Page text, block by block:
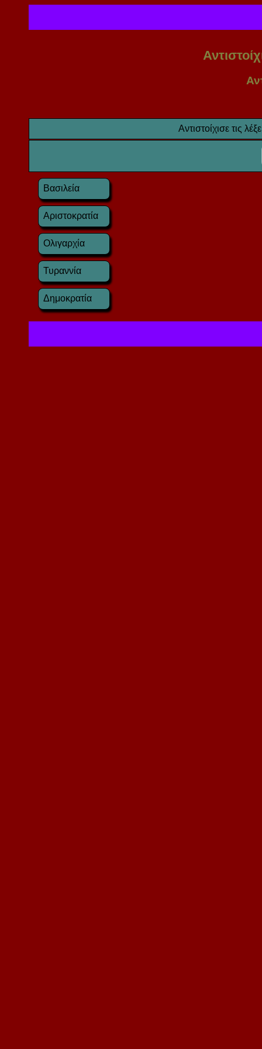
Αντιστοίχισε τις
Βασιλεία
Αριστοκρατία
Ολιγαρχία
Τυραννία
Δημοκρατία